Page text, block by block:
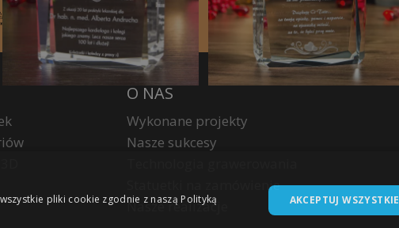
O NAS
Wykonane projekty
Nasze sukcesy
Statuetki na zamówienie
Nasze realizacje
pliki cookie zgodnie z naszą Polityką
AKCEPTUJ WSZYSTKIE